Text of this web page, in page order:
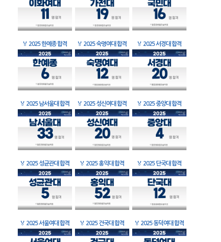
🏅 2025 한예종 합격 🏅 2025 숙명여대 합격 🏅 2025 서경대 합격
🏅 2025 남서울대 합격 🏅 2025 성신여대 합격 🏅 2025 중앙대 합격
🏅 2025 성균관대 합격 🏅 2025 홍익대 합격 🏅 2025 단국대 합격
🏅 2025 서울여대 합격 🏅 2025 건국대 합격 🏅 2025 동덕여대 합격